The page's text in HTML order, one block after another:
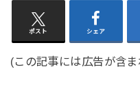
ポスト シェア
(この記事には広告が含